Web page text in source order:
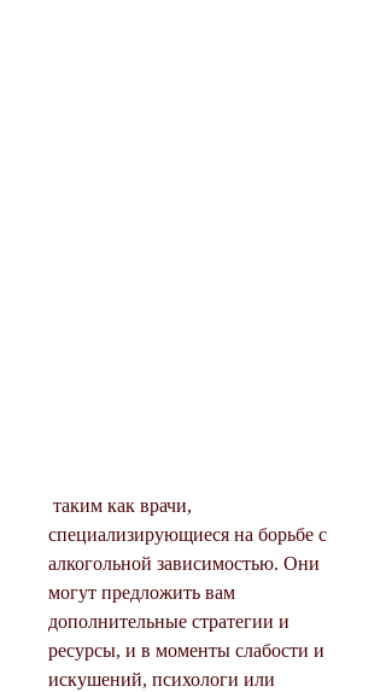
специализирующиеся на борьбе с
алкогольной зависимостью. Они
могут предложить вам
дополнительные стратегии и
ресурсы, и в моменты слабости и
искушений, психологи или